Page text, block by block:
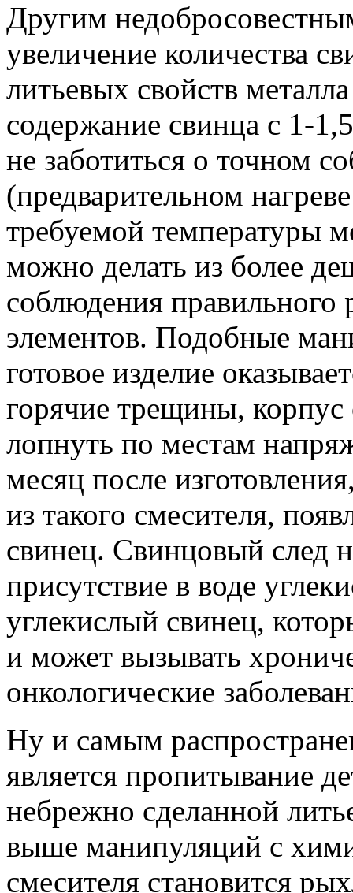
Другим
увеличение количества
литьевых свойств
содержание свинца с 1-
не заботиться о точном
(предварительном
требуемой температуры
можно делать из более
соблюдения правильного
элементов. Подобные
готовое изделие
горячие трещины,
лопнуть по местам
месяц после
из такого смесителя,
свинец. Свинцовый след
присутствие в воде
углекислый свинец,
и может вызывать
онкологические
Ну и самым
является пропитывание
небрежно сделанной
выше манипуляций с
смесителя становится